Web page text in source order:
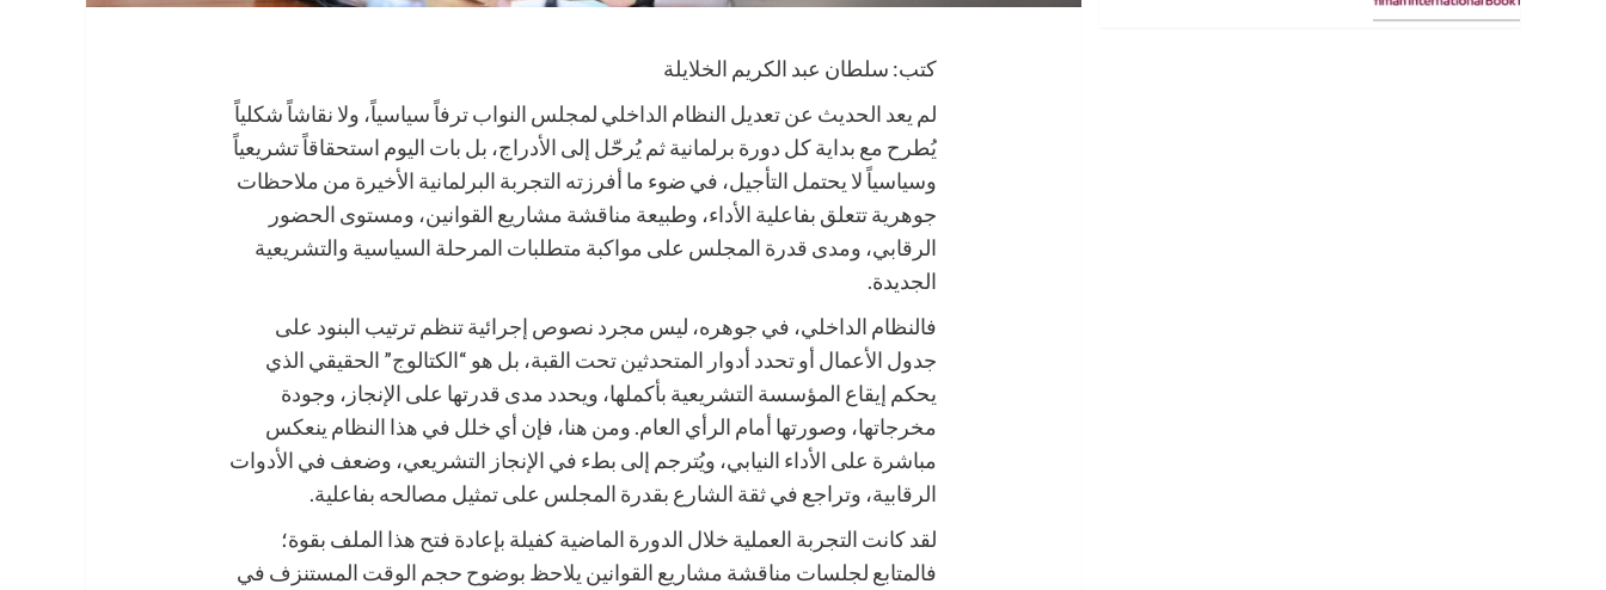
كتب: سلطان عبد الكريم الخلايلة
لم يعد الحديث عن تعديل النظام الداخلي لمجلس النواب ترفاً سياسياً، ولا نقاشاً شكلياً
يُطرح مع بداية كل دورة برلمانية ثم يُرحّل إلى الأدراج، بل بات اليوم استحقاقاً تشريعياً
وسياسياً لا يحتمل التأجيل، في ضوء ما أفرزته التجربة البرلمانية الأخيرة من ملاحظات
جوهرية تتعلق بفاعلية الأداء، وطبيعة مناقشة مشاريع القوانين، ومستوى الحضور
الرقابي، ومدى قدرة المجلس على مواكبة متطلبات المرحلة السياسية والتشريعية
الجديدة.
فالنظام الداخلي، في جوهره، ليس مجرد نصوص إجرائية تنظم ترتيب البنود على
جدول الأعمال أو تحدد أدوار المتحدثين تحت القبة، بل هو “الكتالوج” الحقيقي الذي
يحكم إيقاع المؤسسة التشريعية بأكملها، ويحدد مدى قدرتها على الإنجاز، وجودة
مخرجاتها، وصورتها أمام الرأي العام. ومن هنا، فإن أي خلل في هذا النظام ينعكس
مباشرة على الأداء النيابي، ويُترجم إلى بطء في الإنجاز التشريعي، وضعف في الأدوات
الرقابية، وتراجع في ثقة الشارع بقدرة المجلس على تمثيل مصالحه بفاعلية.
لقد كانت التجربة العملية خلال الدورة الماضية كفيلة بإعادة فتح هذا الملف بقوة؛
فالمتابع لجلسات مناقشة مشاريع القوانين يلاحظ بوضوح حجم الوقت المستنزف في